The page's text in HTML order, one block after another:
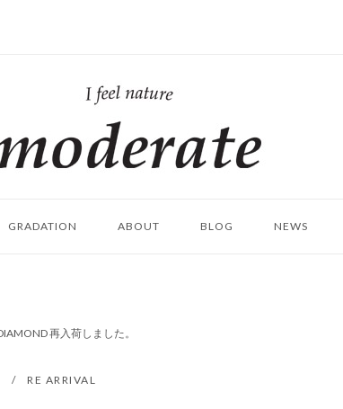
ム
GRADATION ABOUT BLOG NEWS
再入荷しました。
RE ARRIVAL